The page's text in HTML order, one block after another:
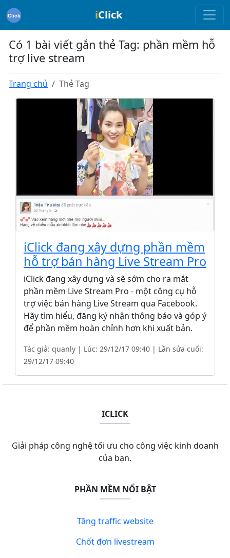
iClick
Có 1 bài viết gắn thẻ Tag: phần mềm hỗ
trợ live stream
Trang chủ Thẻ Tag
iClick đang xây dựng phần mềm
hỗ trợ bán hàng Live Stream Pro
iClick đang xây dựng và sẽ sớm cho ra mắt
phần mềm Live Stream Pro - một công cụ hỗ
trợ việc bán hàng Live Stream qua Facebook.
Hãy tìm hiểu, đăng ký nhận thông báo và góp ý
để phần mềm hoàn chỉnh hơn khi xuất bản.
Tác giả: quanly | Lúc: 29/12/17 09:40 | Lần sửa cuối:
29/12/17 09:40
ICLICK
Giải pháp công nghệ tối ưu cho công việc kinh doanh
của bạn.
PHẦN MỀM NỔI BẬT
Tăng traffic website
Chốt đơn livestream